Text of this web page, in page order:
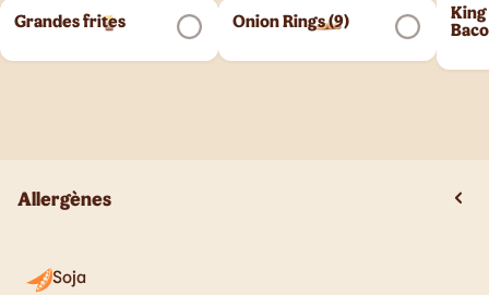
Grandes frites Onion Rings (9)
King
Allergènes
Soja